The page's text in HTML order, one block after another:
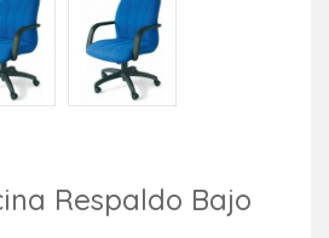
Respaldo Bajo